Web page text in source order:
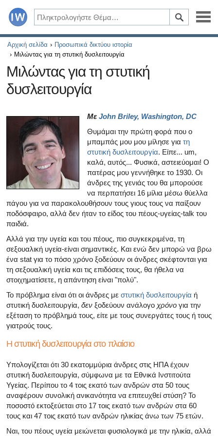
Ασθένειες
Συμπτώματα
Φάρμακα και συμπληρώματα
Όλα τα άρθρα σχετικά με το διαβήτη και τη στυτική
Όλα τα άρθρα για τη σεξουαλική υγεία
Όλα τα άρθρα σχετικά με το διαβήτη και το ενδοκρινικό
Όλα τα άρθρα σχετικά με το πώς η καρδιά σας
Όλα τα άρθρα για το αρσενικό αναπαραγωγικό σύστημα
Όλα τα άρθρα σχετικά με την κατάθλιψη και τη στυτική
Όλα τα άρθρα για τη στυτική δυσλειτουργία
Όλα τα άρθρα για τα σεξουαλικώς μεταδιδόμενα
Όλα τα άρθρα σχετικά με τη διαχείριση της σκλήρυνσης
Αρχική σελίδα
Προσωπικά δικτύου ιστορία
Μιλώντας για τη στυτική δυσλειτουργία
Μιλώντας για τη στυτική
δυσλειτουργία
Με John Briley, Washington, DC
Θυμάμαι την πρώτη φορά που ο
μπαμπάς μου μου μίλησε για τη
στυτική δυσλειτουργία. Είπε... um,
καλά, αυτός... Φυσικά, αστειεύομαι! Ο
πατέρας μου γεννήθηκε το 1930. Οι
άνδρες της γενιάς του θα μπορούσε
να περπατήσει 16 μίλια μέσω θύελλα
πάγου για να παρακολουθήσουν τους γιους τους να παίξουν
ποδόσφαιρο, αλλά δεν ήταν το είδος του πέους-υγείας-talk του
παιδιά.
Αλλά για την υγεία και του πέους, πιο συγκεκριμένα, τη
σεξουαλική υγεία-είναι σημαντικές. Και ενώ δεν μπορώ να βρω
ένα stat για το πόσο χρόνο ξοδεύουν οι άνδρες σκέφτονται για
τη σεξουαλική υγεία και τις επιδόσεις τους, θα ήθελα να
στοιχηματίσετε, η απάντηση είναι "πολύ".
Το πρόβλημα είναι ότι οι άνδρες με στυτική δυσλειτουργία ή
στυτική δυσλειτουργία, δεν ξοδεύουν ανάλογο χρόνο για την
εξέταση το πρόβλημά τους, είτε με τους συνεργάτες τους ή τους
γιατρούς τους.
Η στυτική δυσλειτουργία στο πλαίσιο
Υπολογίζεται ότι 30 εκατομμύρια άνδρες στις ΗΠΑ έχουν
στυτική δυσλειτουργία, σύμφωνα με τα Εθνικά Ινστιτούτα
Υγείας. Περίπου το 4 τοις εκατό των ανδρών στα 50 τους
αναφέρουν συνολική ανικανότητα να επιτευχθεί στύση? Το
ποσοστό εκτοξεύεται στο 17 τοις εκατό των ανδρών στα 60
τους και 47 τοις εκατό των ανδρών ηλικίας άνω των 75 ετών.
Ναι, του πέους υγεία μειώνεται φυσιολογικά με την ηλικία, αλλά